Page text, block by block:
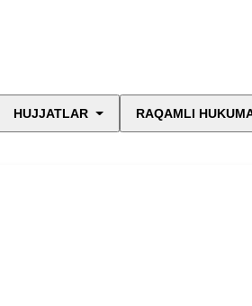
HUJJATLAR RAQAMLI